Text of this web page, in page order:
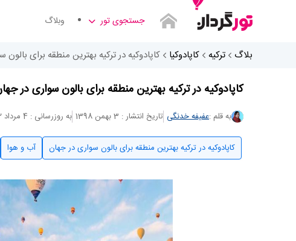
جستجوی تور وبلاگ
بلاگ ترکیه کاپادوکیا کاپادوکیه در ترکیه بهترین منطقه برای
کاپادوکیه در ترکیه بهترین منطقه برای بالون سواری در
به قلم :عفیفه خدنگی تاریخ انتشار : 3 بهمن 1398 به روزرسانی : 4 مرداد 1402
کاپادوکیه در ترکیه بهترین منطقه برای بالون سواری در جهان آب و هوا